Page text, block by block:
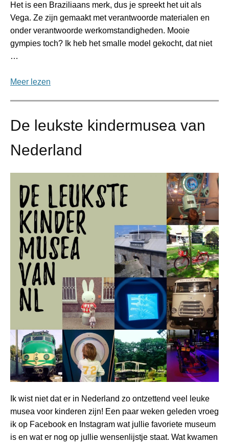
Het is een Braziliaans merk, dus je spreekt het uit als
Vega. Ze zijn gemaakt met verantwoorde materialen en
onder verantwoorde werkomstandigheden. Mooie
gympies toch? Ik heb het smalle model gekocht, dat niet
…
Meer lezen
De leukste kindermusea van
Nederland
Ik wist niet dat er in Nederland zo ontzettend veel leuke
musea voor kinderen zijn! Een paar weken geleden vroeg
ik op Facebook en Instagram wat jullie favoriete museum
is en wat er nog op jullie wensenlijstje staat. Wat kwamen